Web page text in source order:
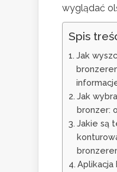
wyglądać
Spis
Jak
Jak
bronzer:
Jakie są
Aplikacja